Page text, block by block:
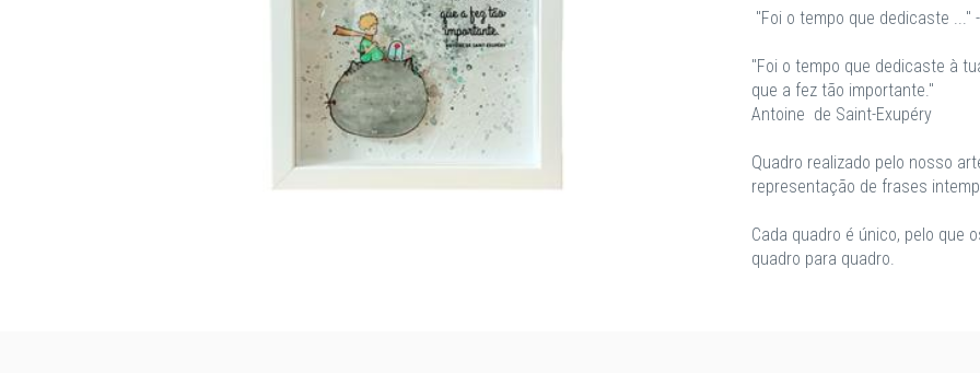
"Foi o tempo que dedicaste ..."
"Foi o tempo que dedicaste à
que a fez tão importante."
Antoine de Saint-Exupéry
Quadro realizado pelo nosso
representação de frases
Cada quadro é único, pelo que
quadro para quadro.